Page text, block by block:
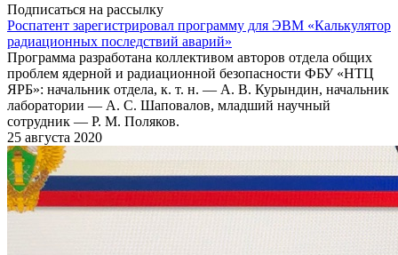
Подписаться на рассылку
Роспатент зарегистрировал программу для ЭВМ «Калькулятор
радиационных последствий аварий»
Программа разработана коллективом авторов отдела общих
проблем ядерной и радиационной безопасности ФБУ «НТЦ
ЯРБ»: начальник отдела, к. т. н. — А. В. Курындин, начальник
лаборатории — А. С. Шаповалов, младший научный
сотрудник — Р. М. Поляков.
25 августа 2020